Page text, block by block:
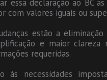
essa declaração ao BC
com valores iguais ou
estão a
e maior clareza
requeridas.
às necessidades